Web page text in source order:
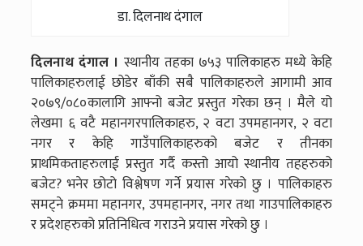
डा. दिलनाथ दंगाल
दिलनाथ दंगाल । स्थानीय तहका ७५३ पालिकाहरु मध्ये केहि
पालिकाहरुलाई छोडेर बाँकी सबै पालिकाहरुले आगामी आव
२०७९/०८०कालागि आफ्नो बजेट प्रस्तुत गरेका छन् । मैले यो
लेखमा ६ वटै महानगरपालिकाहरु, २ वटा उपमहानगर, २ वटा
नगर र केहि गाउँपालिकाहरुको बजेट र तीनका
प्राथमिकताहरुलाई प्रस्तुत गर्दै कस्तो आयो स्थानीय तहहरुको
बजेट? भनेर छोटो विश्लेषण गर्ने प्रयास गरेको छु । पालिकाहरु
समट्ने क्रममा महानगर, उपमहानगर, नगर तथा गाउपालिकाहरु
र प्रदेशहरुको प्रतिनिधित्व गराउने प्रयास गरेको छु ।